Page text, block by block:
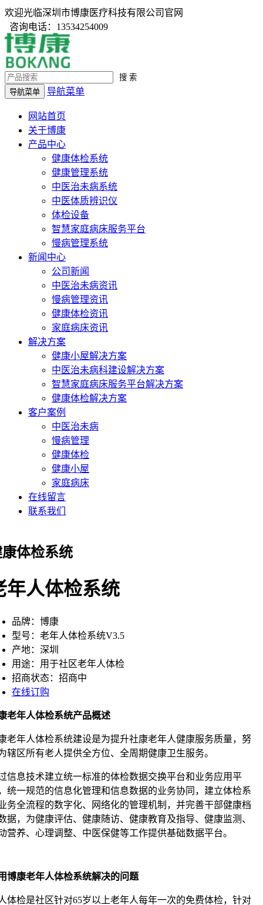
欢迎光临深圳市博康医疗科技有限公司官网
咨询电话：13534254009
搜 索
导航菜单
导航菜单
网站首页
关于博康
产品中心
健康体检系统
健康管理系统
中医治未病系统
中医体质辨识仪
体检设备
智慧家庭病床服务平台
慢病管理系统
新闻中心
公司新闻
中医治未病资讯
慢病管理资讯
健康体检资讯
家庭病床资讯
解决方案
健康小屋解决方案
中医治未病科建设解决方案
智慧家庭病床服务平台解决方案
健康体检解决方案
客户案例
中医治未病
慢病管理
健康体检
健康小屋
家庭病床
在线留言
联系我们
体检系统
年人体检系统
品牌：博康
型号：老年人体检系统V3.5
产地：深圳
用途：用于社区老年人体检
招商状态：招商中
在线订购
老年人体检系统产品概述
老年人体检系统建设是为提升社康老年人健康服务质量，努
辖区所有老人提供全方位、全周期健康卫生服务。
信息技术建立统一标准的体检数据交换平台和业务应用平
统一规范的信息化管理和信息数据的业务协同，建立体检系
务全流程的数字化、网络化的管理机制，并完善干部健康档
据，为健康评估、健康随访、健康教育及指导、健康监测、
营养、心理调整、中医保健等工作提供基础数据平台。
博康老年人体检系统解决的问题
体检是社区针对65岁以上老年人每年一次的免费体检，针对